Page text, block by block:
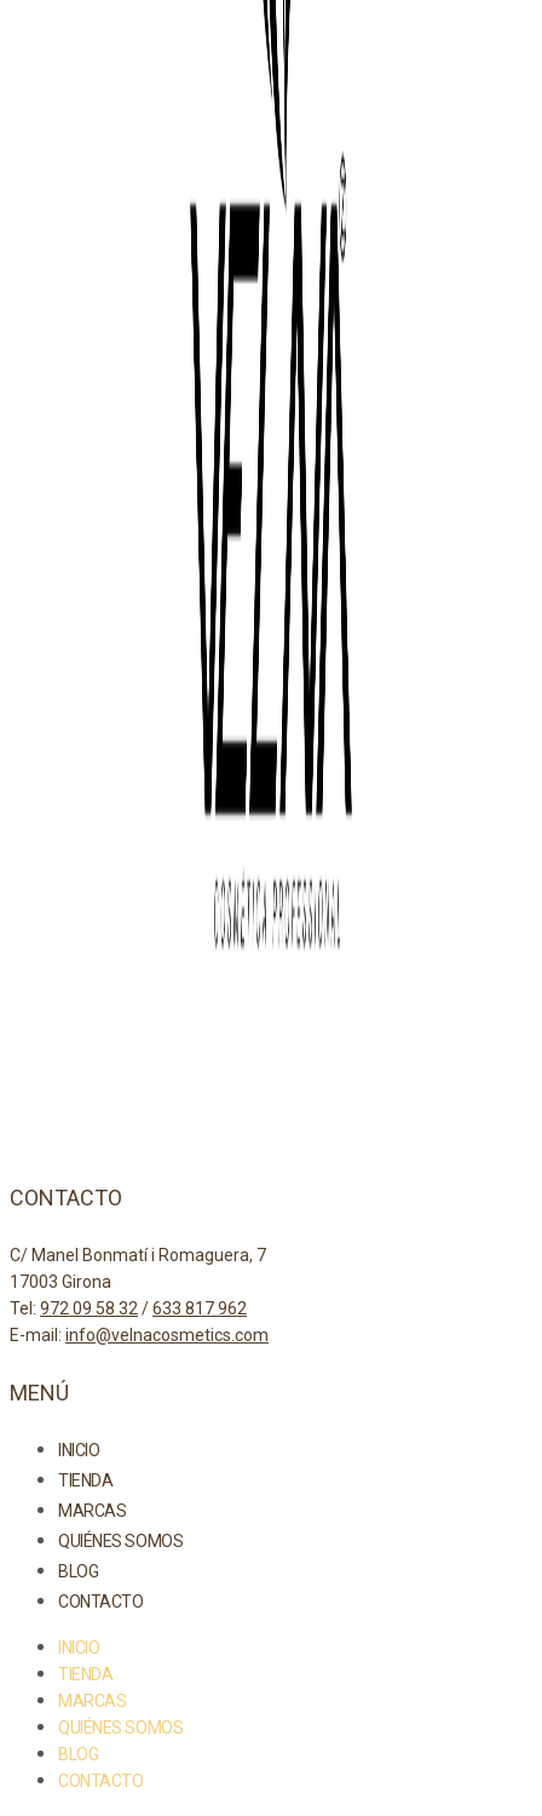
CONTACTO
C/ Manel Bonmatí i Romaguera, 7
17003 Girona
Tel: 972 09 58 32/633 817 962
E-mail: info@velnacosmetics.com
MENÚ
INICIO
TIENDA
MARCAS
QUIÉNES SOMOS
BLOG
CONTACTO
INICIO
TIENDA
MARCAS
QUIÉNES SOMOS
BLOG
CONTACTO